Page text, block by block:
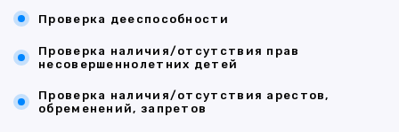
Проверка дееспособности
Проверка наличия/отсутствия прав
несовершеннолетних детей
Проверка наличия/отсутствия арестов,
обременений, запретов